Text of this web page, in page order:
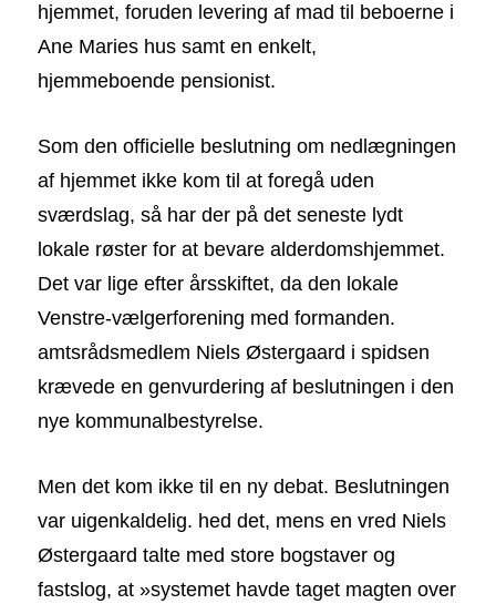
hjemmet, foruden levering af mad til beboerne i
Ane Maries hus samt en enkelt,
hjemmeboende pensionist.
Som den officielle beslutning om nedlægningen
af hjemmet ikke kom til at foregå uden
sværdslag, så har der på det seneste lydt
lokale røster for at bevare alderdomshjemmet.
Det var lige efter årsskiftet, da den lokale
Venstre-vælgerforening med formanden.
amtsrådsmedlem Niels Østergaard i spidsen
krævede en genvurdering af beslutningen i den
nye kommunalbestyrelse.
Men det kom ikke til en ny debat. Beslutningen
var uigenkaldelig. hed det, mens en vred Niels
Østergaard talte med store bogstaver og
fastslog, at »systemet havde taget magten over